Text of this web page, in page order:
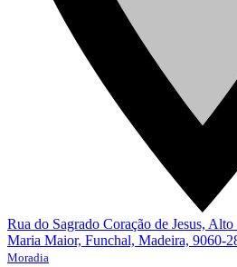
Rua do Sagrado Coração de Jesus,
Maria Maior, Funchal, Madeira, 9060-
Moradia